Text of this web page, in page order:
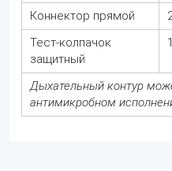
Коннектор прямой
Тест-колпачок
защитный
1
Дыхательный контур
антимикробном